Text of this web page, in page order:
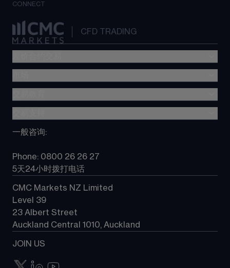
CONNECT
CFD TRADING
Metatrader (MT4)
TradingView
”新一代“交易平台指南
选择 CMC
联系我们
一般咨询:
Phone: 0800 26 26 27
5天24小时拨打电话
CMC Markets NZ Limited
Level 39
23 Albert Street
Auckland Central 1010, Auckland
JOIN US